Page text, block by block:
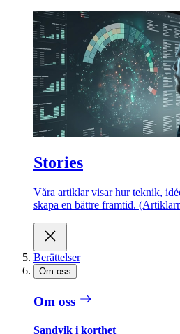
Stories
Våra artiklar visar hur teknik,
skapa en bättre framtid.
Berättelser
Om oss
Om oss
Sandvik i korthet